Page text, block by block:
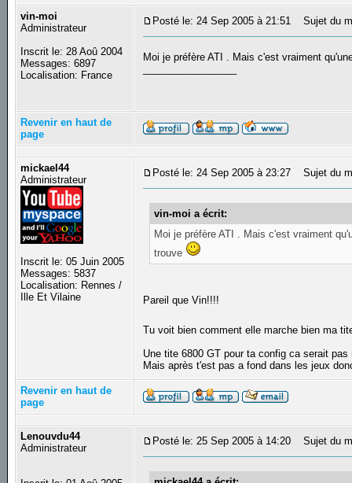
vin-moi
Administrateur
Inscrit le: 28 Aoû 2004
Messages: 6897
Localisation: France
Posté le: 24 Sep 2005 à 21:51 Sujet du
Moi je préfère ATI . Mais c'est vraiment
Revenir en haut de
page
mickael44
Administrateur
Inscrit le: 05 Juin 2005
Messages: 5837
Localisation: Rennes /
Ille Et Vilaine
Posté le: 24 Sep 2005 à 23:27 Sujet du
vin-moi a écrit:
Moi je préfère ATI . Mais c'est vraiment
trouve
Pareil que Vin!!!!
Tu voit bien comment elle marche bien ma
Une tite 6800 GT pour ta config ca serait pas
Mais après t'est pas a fond dans les jeux
Revenir en haut de
page
Lenouvdu44
Administrateur
Posté le: 25 Sep 2005 à 14:20 Sujet du